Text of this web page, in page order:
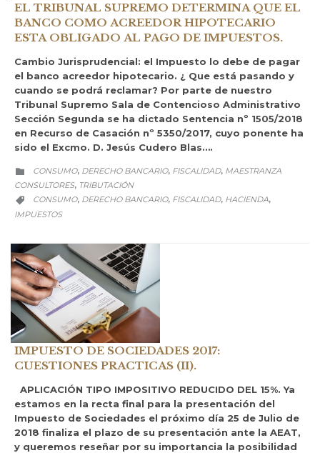
EL TRIBUNAL SUPREMO DETERMINA QUE EL
BANCO COMO ACREEDOR HIPOTECARIO
ESTA OBLIGADO AL PAGO DE IMPUESTOS.
Cambio Jurisprudencial: el Impuesto lo debe de pagar
el banco acreedor hipotecario. ¿ Que está pasando y
cuando se podrá reclamar? Por parte de nuestro
Tribunal Supremo Sala de Contencioso Administrativo
Sección Segunda se ha dictado Sentencia nº 1505/2018
en Recurso de Casación nº 5350/2017, cuyo ponente ha
sido el Excmo. D. Jesús Cudero Blas….
 CATEGORY
CONSUMO, DERECHO BANCARIO, FISCALIDAD, MAESTRANZA
CONSULTORES, TRIBUTACIÓN
 CATEGORY
CONSUMO, DERECHO BANCARIO, FISCALIDAD, HACIENDA,
IMPUESTOS
IMPUESTO DE SOCIEDADES 2017:
CUESTIONES PRACTICAS (II).
APLICACIÓN TIPO IMPOSITIVO REDUCIDO DEL 15%. Ya
estamos en la recta final para la presentación del
Impuesto de Sociedades el próximo día 25 de Julio de
2018 finaliza el plazo de su presentación ante la AEAT,
y queremos reseñar por su importancia la posibilidad